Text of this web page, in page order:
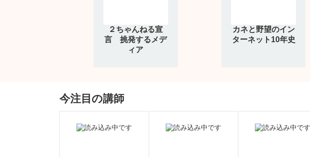
２ちゃんねる宣
言 挑発するメデ
ィア
カネと野望のイン
ターネット10年史
今注目の講師